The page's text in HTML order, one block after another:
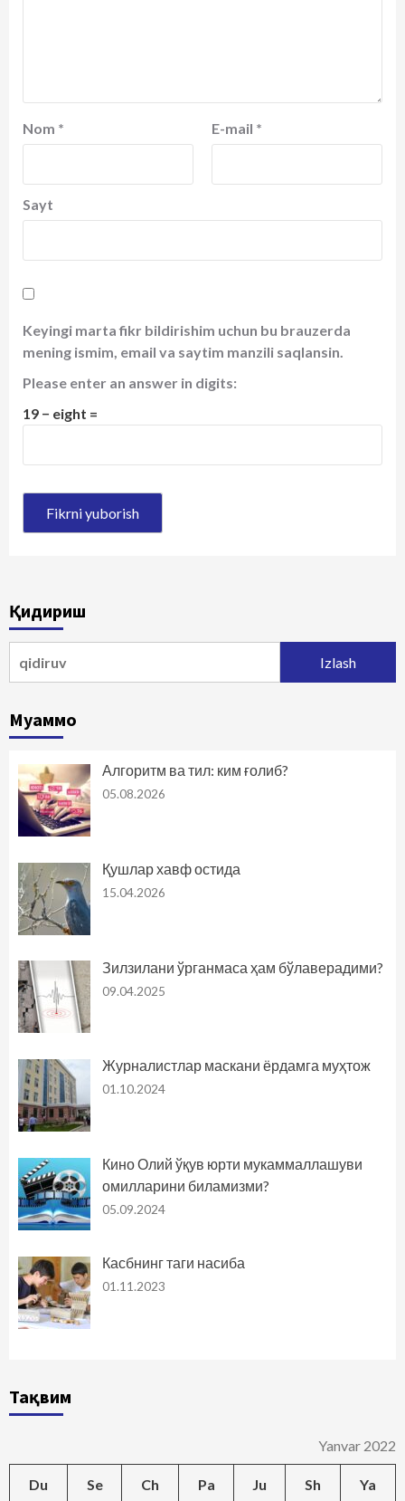
Nom * E-mail *
Sayt
Keyingi marta fikr bildirishim uchun bu brauzerda
mening ismim, email va saytim manzili saqlansin.
Please enter an answer in digits:
19 − eight =
Қидириш
Муаммо
Алгоритм ва тил: ким ғолиб?
05.08.2026
Қушлар хавф остида
15.04.2026
Зилзилани ўрганмаса ҳам бўлаверадими?
09.04.2025
Журналистлар маскани ёрдамга муҳтож
01.10.2024
Кино Олий ўқув юрти мукаммаллашуви
омилларини биламизми?
05.09.2024
Касбнинг таги насиба
01.11.2023
Тақвим
Yanvar 2022
Du Se Ch Pa Ju Sh Ya